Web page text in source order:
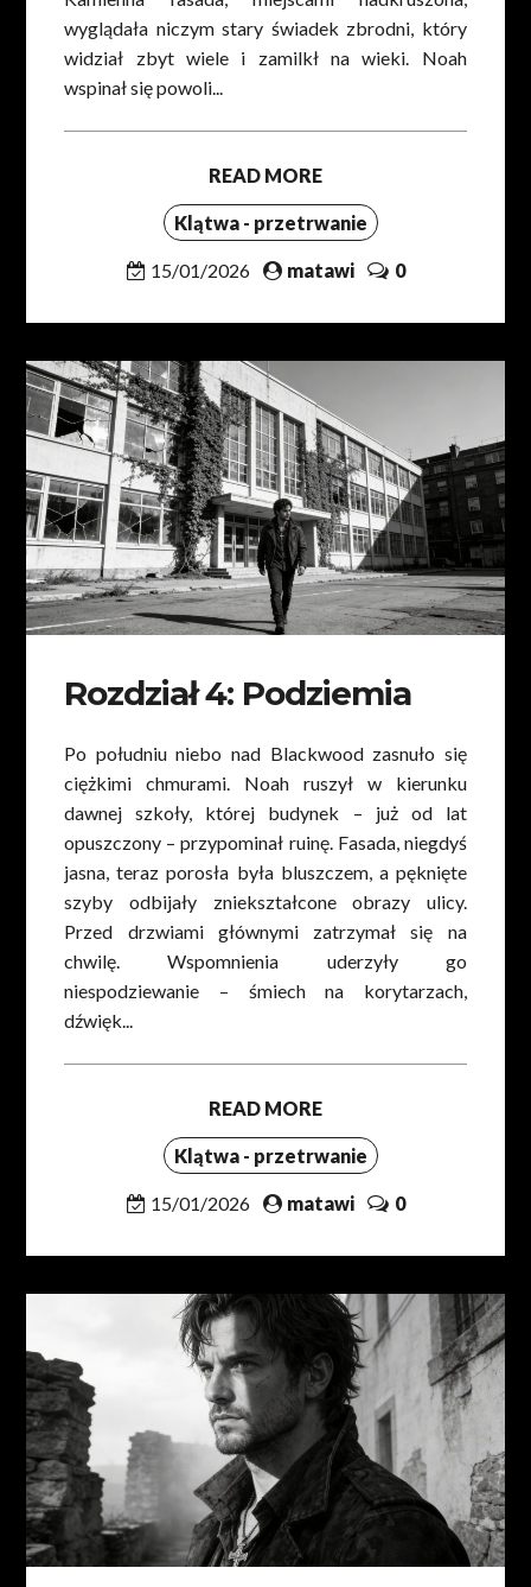
wyglądała niczym stary świadek zbrodni, który
widział zbyt wiele i zamilkł na wieki. Noah
wspinał się powoli...
READ MORE
Klątwa - przetrwanie
15/01/2026 matawi 0
Rozdział 4: Podziemia
Po południu niebo nad Blackwood zasnuło się
ciężkimi chmurami. Noah ruszył w kierunku
dawnej szkoły, której budynek – już od lat
opuszczony – przypominał ruinę. Fasada, niegdyś
jasna, teraz porosła była bluszczem, a pęknięte
szyby odbijały zniekształcone obrazy ulicy.
Przed drzwiami głównymi zatrzymał się na
chwilę. Wspomnienia uderzyły go
niespodziewanie – śmiech na korytarzach,
dźwięk...
READ MORE
Klątwa - przetrwanie
15/01/2026 matawi 0